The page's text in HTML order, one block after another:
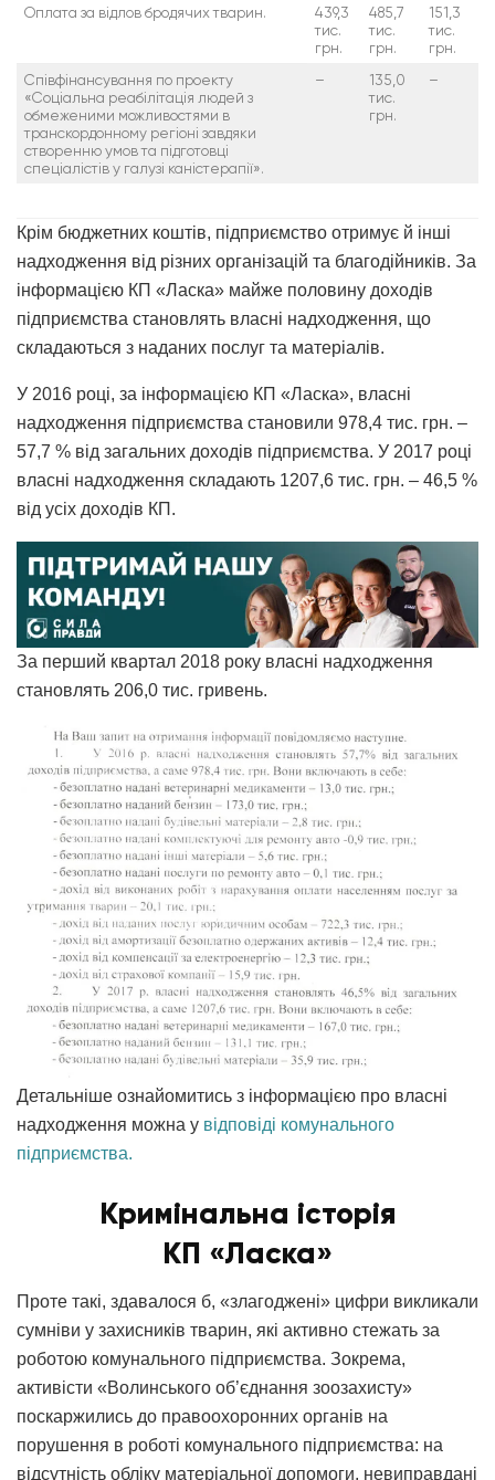
Оплата за відлов бродячих тварин.
439,3
тис.
грн.
485,7
тис.
грн.
151,3
тис.
грн.
Співфінансування по проекту
«Соціальна реабілітація людей з
обмеженими можливостями в
транскордонному регіоні завдяки
створенню умов та підготовці
спеціалістів у галузі каністерапії».
–
135,0
тис.
грн.
–
Крім бюджетних коштів, підприємство отримує й інші
надходження від різних організацій та благодійників. За
інформацією КП «Ласка» майже половину доходів
підприємства становлять власні надходження, що
складаються з наданих послуг та матеріалів.
У 2016 році, за інформацією КП «Ласка», власні
надходження підприємства становили 978,4 тис. грн. –
57,7 % від загальних доходів підприємства. У 2017 році
власні надходження складають 1207,6 тис. грн. – 46,5 %
від усіх доходів КП.
За перший квартал 2018 року власні надходження
становлять 206,0 тис. гривень.
Детальніше ознайомитись з інформацією про власні
надходження можна у відповіді комунального
підприємства.
Кримінальна історія
КП «Ласка»
Проте такі, здавалося б, «злагоджені» цифри викликали
сумніви у захисників тварин, які активно стежать за
роботою комунального підприємства. Зокрема,
активісти «Волинського об’єднання зоозахисту»
поскаржились до правоохоронних органів на
порушення в роботі комунального підприємства: на
відсутність обліку матеріальної допомоги, невиправдані